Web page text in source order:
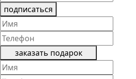
подписаться
заказать подарок